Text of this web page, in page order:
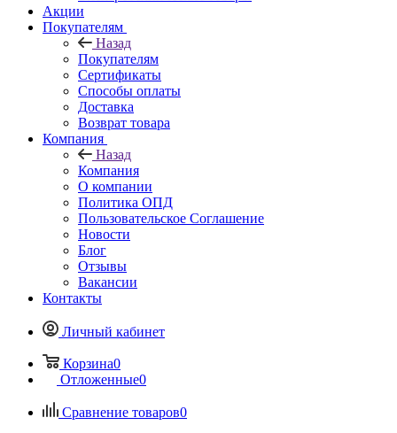
Акции
Покупателям
Назад
Покупателям
Сертификаты
Способы оплаты
Доставка
Возврат товара
Компания
Назад
Компания
О компании
Политика ОПД
Пользовательское Соглашение
Новости
Блог
Отзывы
Вакансии
Контакты
Личный кабинет
Корзина0
Отложенные0
Сравнение товаров0